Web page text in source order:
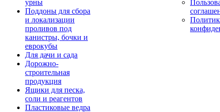
урны
Поддоны для сбора
и локализации
проливов под
канистры, бочки и
еврокубы
Для дачи и сада
Дорожно-
строительная
продукция
Ящики для песка,
соли и реагентов
Пластиковые ведра